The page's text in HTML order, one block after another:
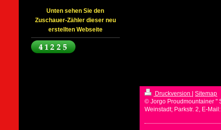
Unten sehen Sie den
Zuschauer-Zähler dieser neu
erstellten Webseite
Druckversion
Sitemap
© Jorgo Proudmountainer "
Weinstadt; Parkstr. 2, E-